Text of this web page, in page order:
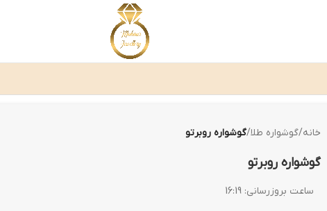
خانه/گوشواره طلا/گوشواره روبرتو
گوشواره روبرتو
ساعت بروزرسانی:16:19